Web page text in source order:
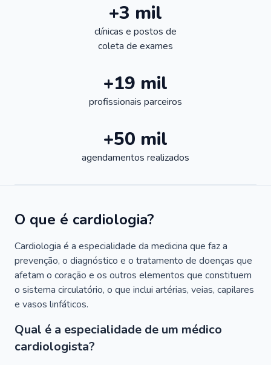
+3 mil
clínicas e postos de
coleta de exames
+19 mil
profissionais parceiros
+50 mil
agendamentos realizados
O que é cardiologia?
Cardiologia é a especialidade da medicina que faz a
prevenção, o diagnóstico e o tratamento de doenças que
afetam o coração e os outros elementos que constituem
o sistema circulatório, o que inclui artérias, veias, capilares
e vasos linfáticos.
Qual é a especialidade de um médico
cardiologista?